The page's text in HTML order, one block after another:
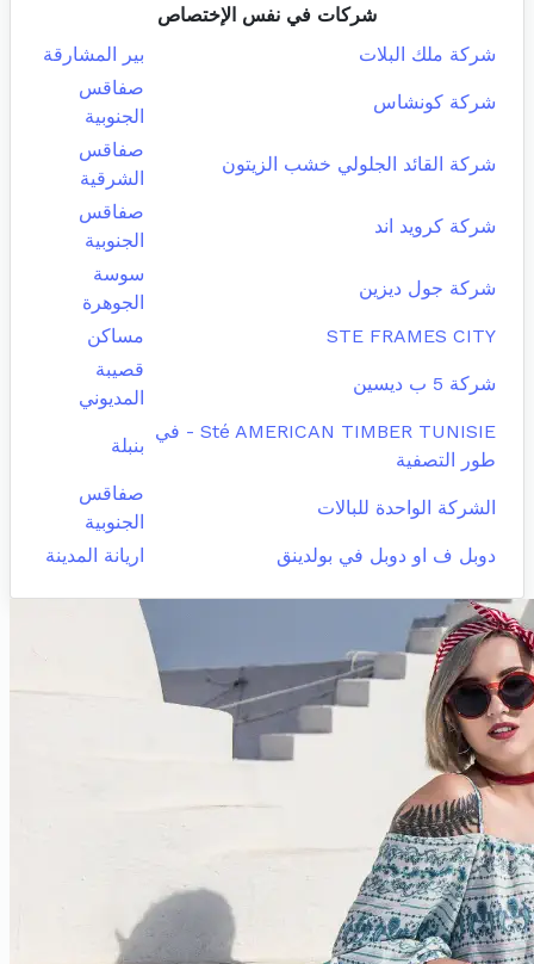
شركات في نفس الإختصاص
شركة ملك البلات
بير المشارقة
شركة كونشاس
صفاقس
الجنوبية
شركة القائد الجلولي خشب الزيتون
صفاقس
الشرقية
شركة كرويد اند
صفاقس
الجنوبية
شركة جول ديزين
سوسة
الجوهرة
STE FRAMES CITY
مساكن
شركة 5 ب ديسين
قصيبة
المديوني
Sté AMERICAN TIMBER TUNISIE - في
طور التصفية
بنبلة
الشركة الواحدة للبالات
صفاقس
الجنوبية
دوبل ف او دوبل في بولدينق
اريانة المدينة